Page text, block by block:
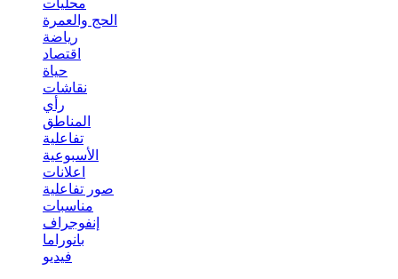
محليات
الحج والعمرة
رياضة
اقتصاد
حياة
نقاشات
رأي
المناطق
تفاعلية
الأسبوعية
اعلانات
صور تفاعلية
مناسبات
إنفوجراف
بانوراما
فيديو